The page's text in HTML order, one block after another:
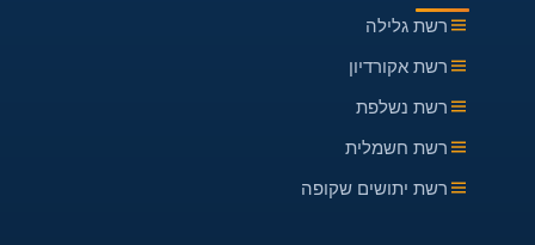
רשת גלילה
רשת אקורדיון
רשת נשלפת
רשת חשמלית
רשת יתושים שקופה